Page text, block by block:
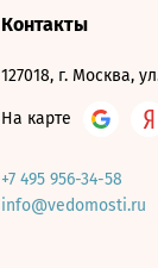
Контакты
127018, г. Москва,
На карте
+7 495 956-34-58
info@vedomosti.ru